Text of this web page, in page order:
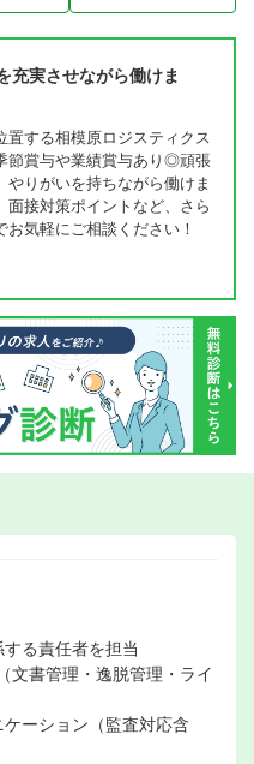
実させながら働けま
置する相模原ロジスティクス
節賞与や業績賞与あり◎頑張
やりがいを持ちながら働けま
面接対策ポイントなど、さら
気軽にご相談ください！
る責任者を担当
文書管理・逸脱管理・ライ
ーション（監査対応含